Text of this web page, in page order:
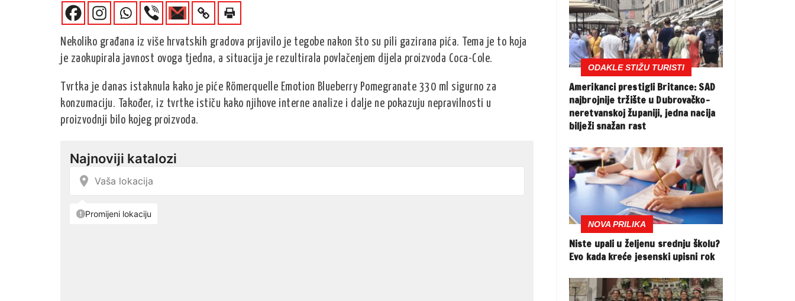
Nekoliko građana iz više hrvatskih gradova prijavilo je tegobe nakon što su pili gazirana pića. Tema je to koja
je zaokupirala javnost ovoga tjedna, a situacija je rezultirala povlačenjem dijela proizvoda Coca-Cole.
Tvrtka je danas istaknula kako je piće Römerquelle Emotion Blueberry Pomegranate 330 ml sigurno za
konzumaciju. Također, iz tvrtke ističu kako njihove interne analize i dalje ne pokazuju nepravilnosti u
proizvodnji bilo kojeg proizvoda.
ODAKLE STIŽU TURISTI
Amerikanci prestigli Britance: SAD
najbrojnije tržište u Dubrovačko-
neretvanskoj županiji, jedna nacija
bilježi snažan rast
NOVA PRILIKA
Niste upali u željenu srednju školu?
Evo kada kreće jesenski upisni rok